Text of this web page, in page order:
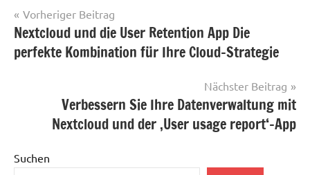
Beitragsnavigation
Vorheriger Beitrag
Nextcloud und die User Retention App Die
perfekte Kombination für Ihre Cloud-Strategie
Nächster Beitrag
Verbessern Sie Ihre Datenverwaltung mit
Nextcloud und der ‚User usage report‘-App
Suchen